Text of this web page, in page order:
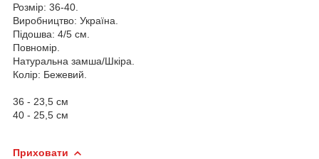
Розмір: 36-40.
Виробництво: Україна.
Підошва: 4/5 см.
Повномір.
Натуральна замша/Шкіра.
Колір: Бежевий.
36 - 23,5 см
40 - 25,5 см
Приховати